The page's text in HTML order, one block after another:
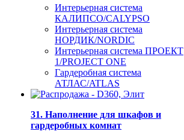
Интерьерная система
КАЛИПСО/CALYPSO
Интерьерная система
НОРДИК/NORDIC
Интерьерная система ПРОЕКТ
1/PROJECT ONE
Гардеробная система
АТЛАС/ATLAS
31. Наполнение для шкафов и
гардеробных комнат